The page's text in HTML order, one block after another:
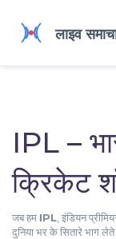
IPL –
क्रिकेट
जब हम IPL इंडियन
दुनिया भर के सितारे भाग